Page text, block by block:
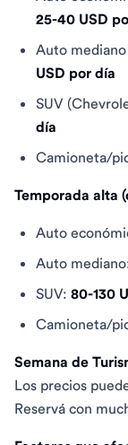
25-40 USD
Auto
USD por día
SUV
día
Camioneta/
Temporada alta
Auto
Auto
SUV: 80-130
Camioneta/
Semana de
Los precios
Reservá con